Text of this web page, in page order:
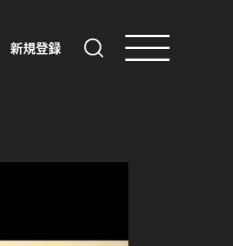
新規登録